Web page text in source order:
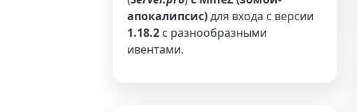
апокалипсис)для входа с версии
1.18.2 с разнообразными
ивентами.